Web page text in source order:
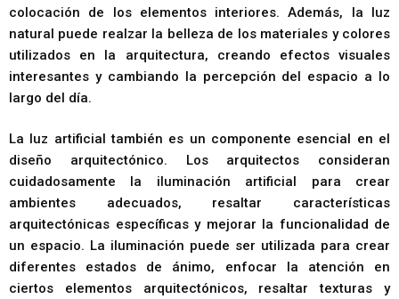
colocación de los elementos interiores. Además, la luz
natural puede realzar la belleza de los materiales y colores
utilizados en la arquitectura, creando efectos visuales
interesantes y cambiando la percepción del espacio a lo
largo del día.
La luz artificial también es un componente esencial en el
diseño arquitectónico. Los arquitectos consideran
cuidadosamente la iluminación artificial para crear
ambientes adecuados, resaltar características
arquitectónicas específicas y mejorar la funcionalidad de
un espacio. La iluminación puede ser utilizada para crear
diferentes estados de ánimo, enfocar la atención en
ciertos elementos arquitectónicos, resaltar texturas y